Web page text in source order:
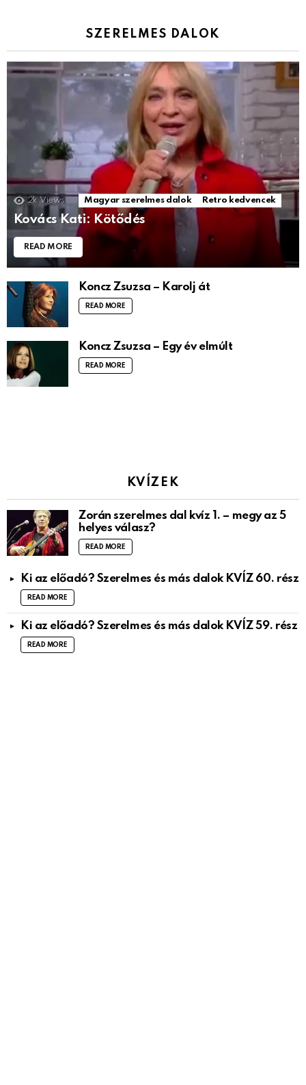
SZERELMES DALOK
2k Views Magyar szerelmes dalok Retro kedvencek
Kovács Kati: Kötődés
READ MORE
Koncz Zsuzsa – Karolj át
READ MORE
Koncz Zsuzsa – Egy év elmúlt
READ MORE
KVÍZEK
Zorán szerelmes dal kvíz 1. – megy az 5
helyes válasz?
READ MORE
Ki az előadó? Szerelmes és más dalok KVÍZ 60. rész
READ MORE
Ki az előadó? Szerelmes és más dalok KVÍZ 59. rész
READ MORE